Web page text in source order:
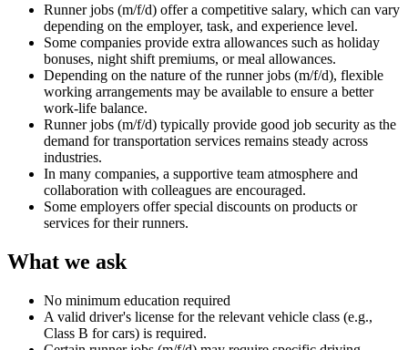
Runner jobs (m/f/d) offer a competitive salary, which can vary
depending on the employer, task, and experience level.
Some companies provide extra allowances such as holiday
bonuses, night shift premiums, or meal allowances.
Depending on the nature of the runner jobs (m/f/d), flexible
working arrangements may be available to ensure a better
work-life balance.
Runner jobs (m/f/d) typically provide good job security as the
demand for transportation services remains steady across
industries.
In many companies, a supportive team atmosphere and
collaboration with colleagues are encouraged.
Some employers offer special discounts on products or
services for their runners.
What we ask
No minimum education required
A valid driver's license for the relevant vehicle class (e.g.,
Class B for cars) is required.